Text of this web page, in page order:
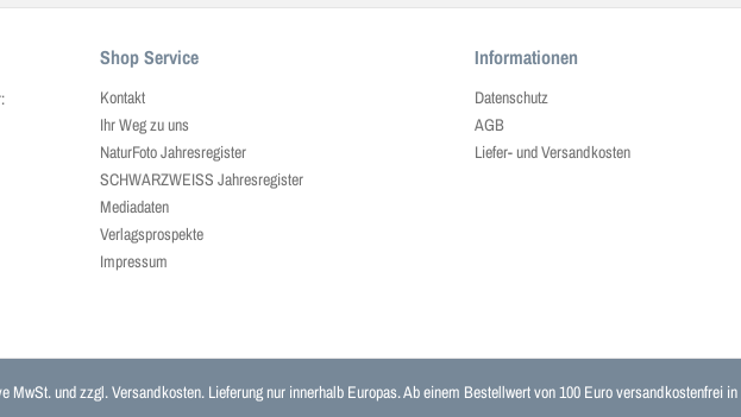
Shop Service
Kontakt
Ihr Weg zu uns
NaturFoto Jahresregister
SCHWARZWEISS Jahresregister
Mediadaten
Verlagsprospekte
Impressum
Informationen
Datenschutz
AGB
Liefer- und Versandkosten
MwSt. und zzgl.Versandkosten. Lieferung nur innerhalb Europas. Ab einem Bestellwert von 100 Euro versandkostenfrei